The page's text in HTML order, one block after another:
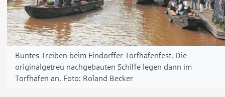
Buntes Treiben beim Findorffer Torfhafenfest. Die
originalgetreu nachgebauten Schiffe legen dann im
Torfhafen an.
Roland Becker